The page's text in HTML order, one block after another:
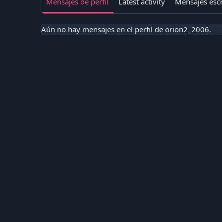
Aún no hay mensajes en el perfil de orion2_2006.